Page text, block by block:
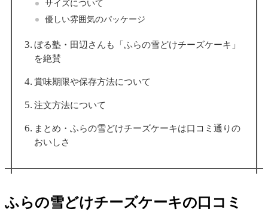
サイズについて
優しい雰囲気のパッケージ
ぼる塾・田辺さんも「ふらの雪どけチーズケーキ」
を絶賛
賞味期限や保存方法について
注文方法について
まとめ・ふらの雪どけチーズケーキは口コミ通りの
おいしさ
ふらの雪どけチーズケーキの口コミ